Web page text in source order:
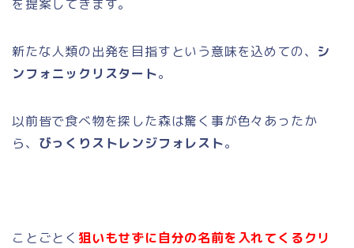
を提案してきます。
新たな人類の出発を目指すという意味を込めての、 シ
ンフォニックリスタート。
以前皆で食べ物を探した森は驚く事が色々あったか
ら、 びっくりストレンジフォレスト。
ことごとく 狙いもせずに自分の名前を入れてくるクリ